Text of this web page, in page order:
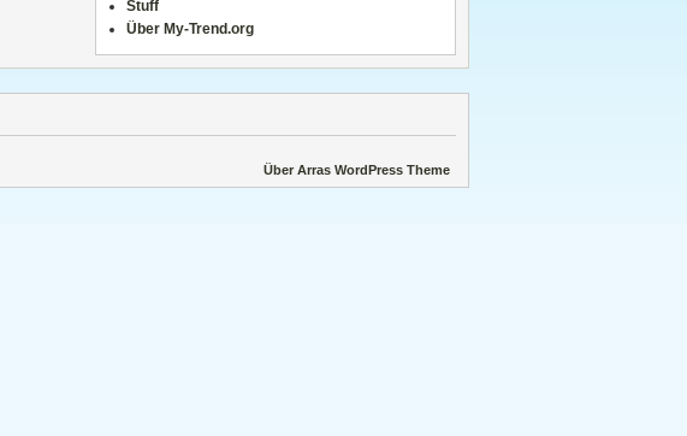
Stuff
Über My-Trend.org
Über Arras WordPress Theme